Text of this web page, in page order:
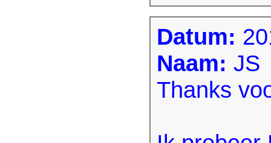
Datum:
Naam: JS
Thanks